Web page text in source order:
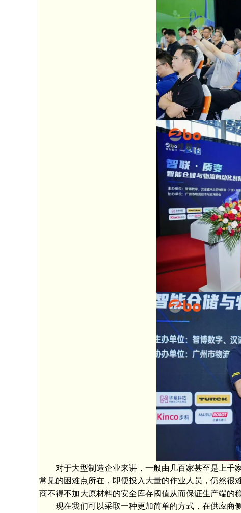
对于大型制造企业来讲，一般由几百家甚至是上千
常见的困难点所在，即便投入大量的作业人员，仍然很
商不得不加大原材料的安全库存阈值从而保证生产端的
现在我们可以采取一种更加简单的方式，在供应商